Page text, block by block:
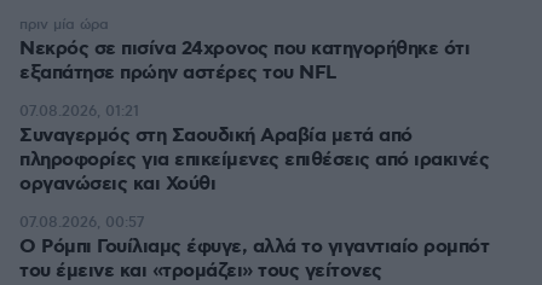
Νεκρός σε πισίνα 24χρονος που κατηγορήθηκε ότι
εξαπάτησε πρώην αστέρες του NFL
πριν μία ώρα
Συναγερμός στη Σαουδική Αραβία μετά από
πληροφορίες για επικείμενες επιθέσεις από ιρακινές
οργανώσεις και Χούθι
07.08.2026, 01:21
Ο Ρόμπι Γουίλιαμς έφυγε, αλλά το γιγαντιαίο ρομπότ
του έμεινε και «τρομάζει» τους γείτονες
07.08.2026, 00:57